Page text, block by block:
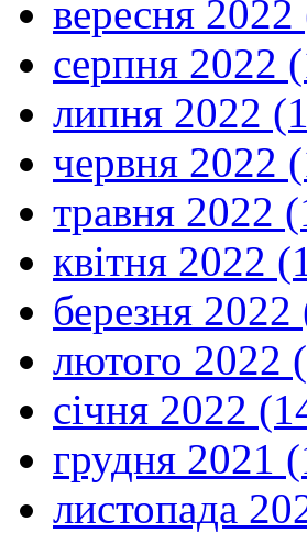
вересня
серпня 2022
липня 2022
червня 2022
травня 2022
квітня 2022
березня 2022
лютого 2022
січня 2022
грудня 2021
листопада